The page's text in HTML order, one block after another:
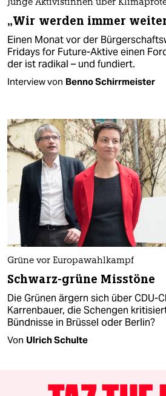
Junge Aktivistinnen über
„Wir werden immer
Einen Monat vor der
Fridays for Future-Aktive einen
der ist radikal – und fundiert.
Interview von Benno Schirrmeister
Grüne vor Europawahlkampf
Schwarz-grüne Misstöne
Die Grünen ärgern sich über CDU-
Karrenbauer, die Schengen
Bündnisse in Brüssel oder Berlin?
Von Ulrich Schulte